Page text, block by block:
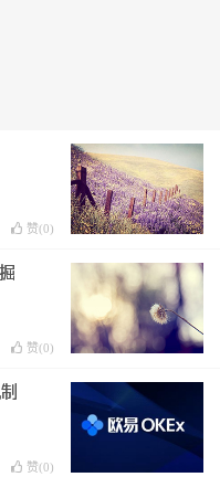
赞(0)
赞(0)
赞(0)